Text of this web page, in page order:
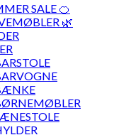
SALE 🍊
🌿